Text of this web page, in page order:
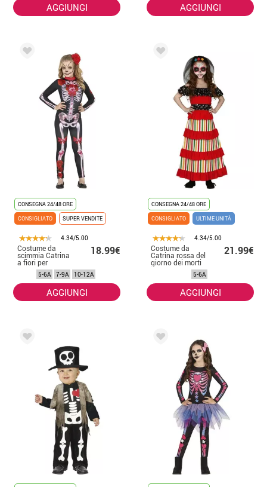
AGGIUNGI AGGIUNGI
CONSEGNA 24/48 ORE
CONSIGLIATO
SUPER VENDITE
4.34/5.00
Costume da
scimmia Catrina
a fiori per
bambina
18.99€
5-6A 7-9A 10-12A
AGGIUNGI
CONSEGNA 24/48 ORE
CONSIGLIATO
ULTIME UNITÀ
4.34/5.00
Costume da
Catrina rossa del
giorno dei morti
per bambina
21.99€
5-6A
AGGIUNGI